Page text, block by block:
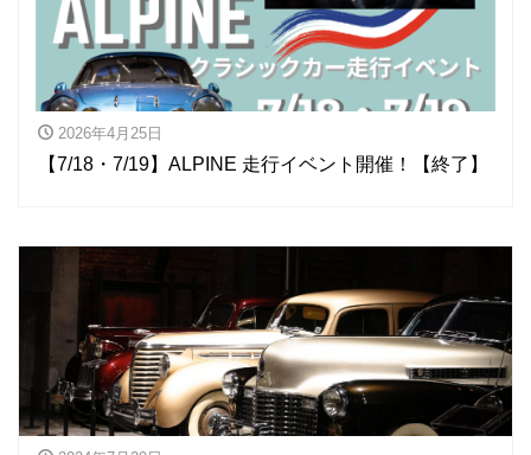
2026年4月25日
【7/18・7/19】ALPINE 走行イベント開催！【終了】